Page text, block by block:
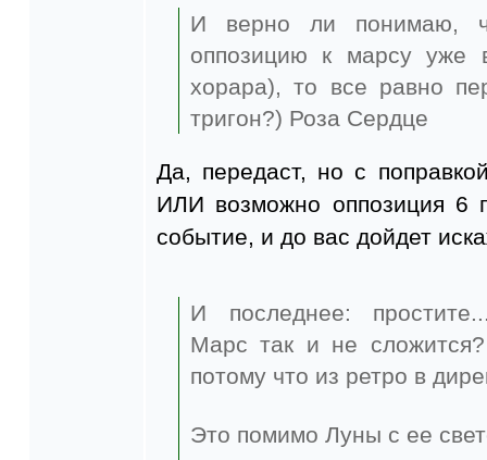
И верно ли понимаю,
оппозицию к марсу уже
хорара), то все равно
тригон?) Роза Сердце
Да, передаст, но с
ИЛИ возможно оппозиция 6
событие, и до вас дойдет
И последнее:
Марс так и не
потому что из ретро в
Это помимо Луны с ее